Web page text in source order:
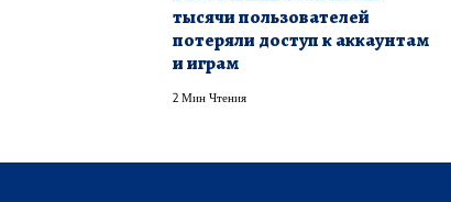
тысячи пользователей
потеряли доступ к аккаунтам
и играм
2 Мин Чтения